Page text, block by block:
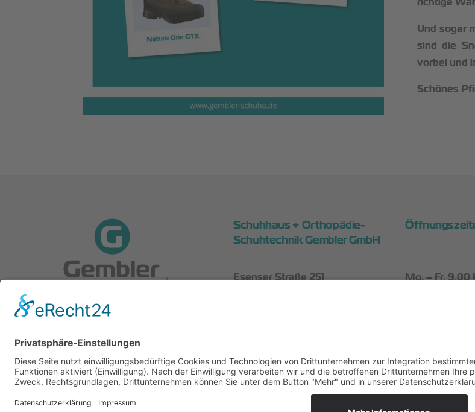
Und sogar
sind die
vorbei und
Schönes
Wir sind Mitglied
Schuhhaus + Orthopädie-
Schuhtechnik Gembler GmbH
Esenser Straße 251
Mail: office@gembler-schuhe.de
Mo. – Fr. 9.00